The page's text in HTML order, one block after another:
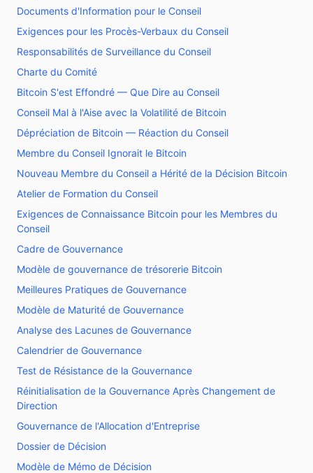
Documents d'Information pour le Conseil
Exigences pour les Procès-Verbaux du Conseil
Responsabilités de Surveillance du Conseil
Charte du Comité
Bitcoin S'est Effondré — Que Dire au Conseil
Conseil Mal à l'Aise avec la Volatilité de Bitcoin
Dépréciation de Bitcoin — Réaction du Conseil
Membre du Conseil Ignorait le Bitcoin
Nouveau Membre du Conseil a Hérité de la Décision Bitcoin
Atelier de Formation du Conseil
Exigences de Connaissance Bitcoin pour les Membres du
Conseil
Cadre de Gouvernance
Modèle de gouvernance de trésorerie Bitcoin
Meilleures Pratiques de Gouvernance
Modèle de Maturité de Gouvernance
Analyse des Lacunes de Gouvernance
Calendrier de Gouvernance
Test de Résistance de la Gouvernance
Réinitialisation de la Gouvernance Après Changement de
Direction
Gouvernance de l'Allocation d'Entreprise
Dossier de Décision
Modèle de Mémo de Décision